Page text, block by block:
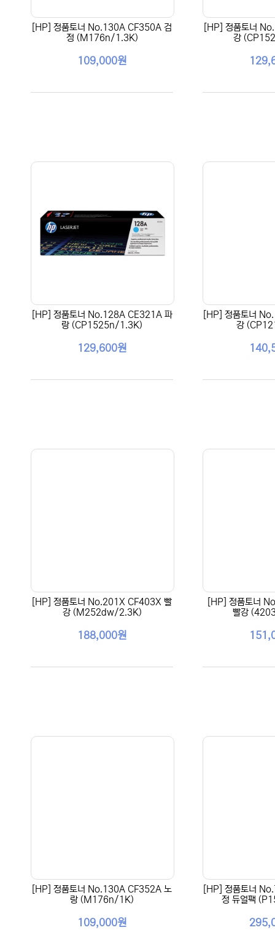
[HP] 정품토너 No.130A CF350A 검
정 (M176n/1.3K)
109,000원
[HP] 정품토너
강
[HP] 정품토너 No.128A CE321A 파
랑 (CP1525n/1.3K)
129,600원
[HP] 정품토너
강
[HP] 정품토너 No.201X CF403X 빨
강 (M252dw/2.3K)
188,000원
[HP] 정품토너
빨강
[HP] 정품토너 No.130A CF352A 노
랑 (M176n/1K)
109,000원
[HP] 정품토너
정 듀얼팩